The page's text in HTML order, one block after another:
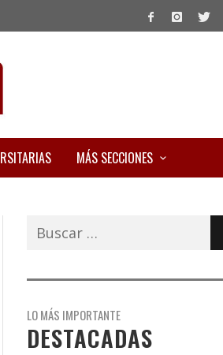
MÁS SECCIONES
Buscar:
LO MÁS IMPORTANTE
DESTACADAS